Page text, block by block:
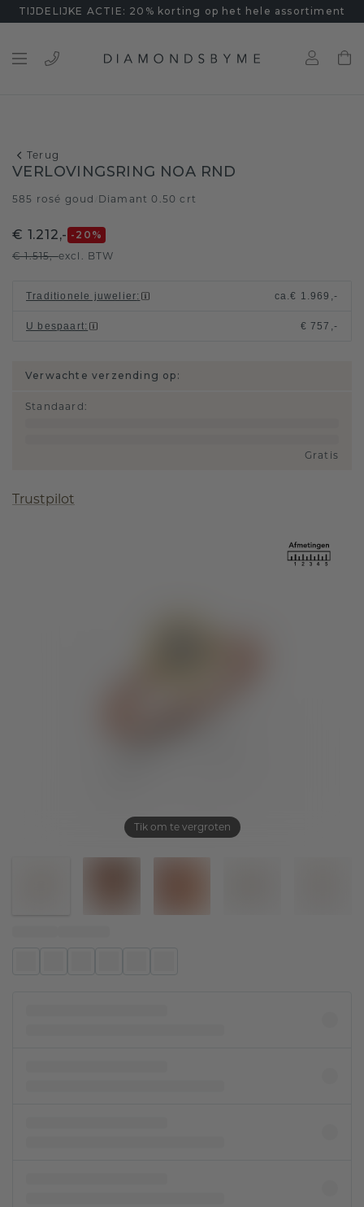
TIJDELIJKE ACTIE: 20% korting op het hele assortiment
Terug
Tik om te vergroten
VERLOVINGSRING NOA RND
585 rosé goud Diamant 0.50 crt
€ 1.212,- -20 %
€ 1.515,-excl. BTW
Traditionele juwelier: ca.€ 1.969,-
U bespaart: € 757,-
Verwachte verzending op:
Standaard :
Gratis
Trustpilot